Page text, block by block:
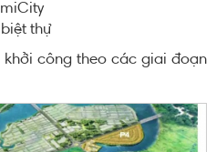
thự
khởi công theo các giai đoạn